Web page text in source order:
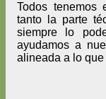
Todos tenemos
tanto la parte
siempre lo
ayudamos a
alineada a lo